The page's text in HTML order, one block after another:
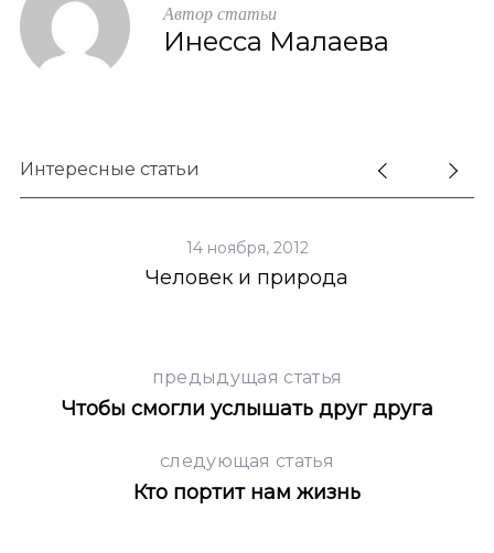
Автор статьи
Инесса Малаева
Интересные статьи
14 ноября, 2012
Человек и природа
предыдущая статья
Чтобы смогли услышать друг друга
следующая статья
Кто портит нам жизнь
r